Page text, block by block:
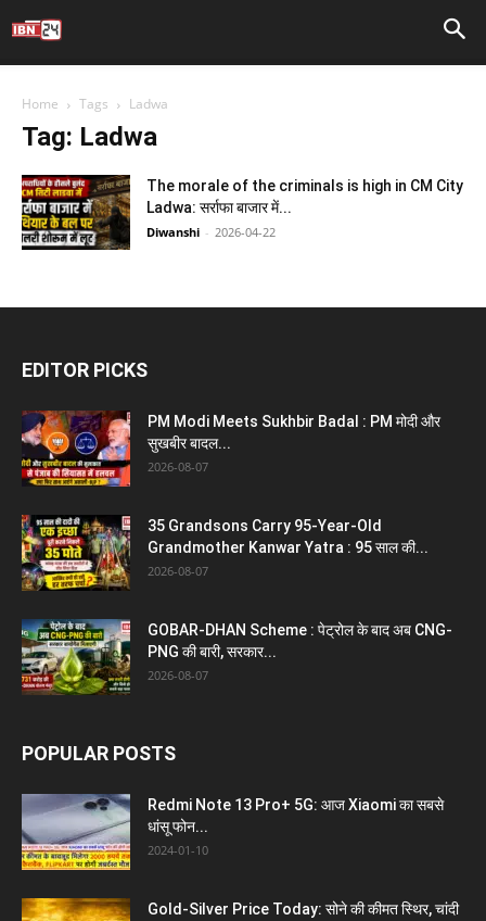
Home Tags Ladwa
Tag: Ladwa
The morale of the criminals is high in CM City
Ladwa: सर्राफा बाजार में...
Diwanshi - 2026-04-22
EDITOR PICKS
PM Modi Meets Sukhbir Badal : PM मोदी और
सुखबीर बादल...
2026-08-07
35 Grandsons Carry 95-Year-Old
Grandmother Kanwar Yatra : 95 साल की...
2026-08-07
GOBAR-DHAN Scheme : पेट्रोल के बाद अब CNG-
PNG की बारी, सरकार...
2026-08-07
POPULAR POSTS
Redmi Note 13 Pro+ 5G: आज Xiaomi का सबसे
धांसू फोन...
2024-01-10
Gold-Silver Price Today: सोने की कीमत स्थिर, चांदी